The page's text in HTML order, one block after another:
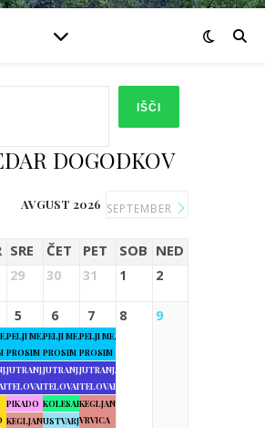
IŠČI
DOGODKOV
AVGUST 2026 SEPTEMBER
SRE ČET PET SOB NED
29 30 31 1 2
5
PELJI ME,
PROSIM
JUTRANJA
TELOVADBA
PIKADO
KEGLJANJE
6
PELJI ME,
PROSIM
JUTRANJA
TELOVADBA
KOLESARJENJE
USTVARJALNE
7
PELJI ME,
PROSIM
JUTRANJA
TELOVADBA
KEGLJANJE
VRVICA
8 9